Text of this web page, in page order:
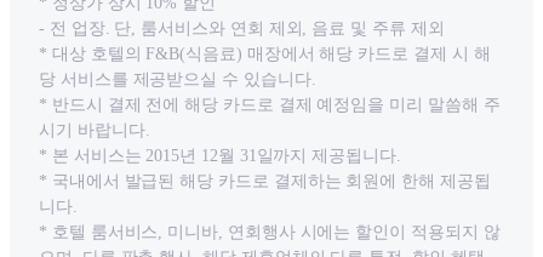
- 전 업장. 단, 룸서비스와 연회 제외, 음료 및 주류 제외
* 대상 호텔의 F&B(식음료) 매장에서 해당 카드로 결제 시 해
당 서비스를 제공받으실 수 있습니다.
* 반드시 결제 전에 해당 카드로 결제 예정임을 미리 말씀해 주
시기 바랍니다.
* 본 서비스는 2015년 12월 31일까지 제공됩니다.
* 국내에서 발급된 해당 카드로 결제하는 회원에 한해 제공됩
니다.
* 호텔 룸서비스, 미니바, 연회행사 시에는 할인이 적용되지 않